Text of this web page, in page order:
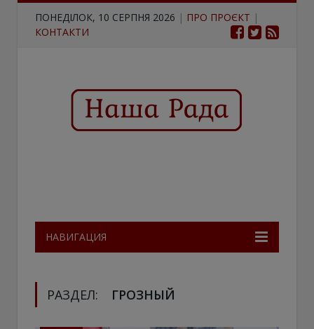
ПОНЕДІЛОК, 10 СЕРПНЯ 2026 | ПРО ПРОЄКТ |
КОНТАКТИ
НАВИГАЦИЯ
РАЗДЕЛ: ГРОЗНЫЙ